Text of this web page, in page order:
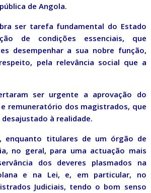
de Angola.
ser tarefa fundamental do Estado
de condições essenciais, que
desempenhar a sua nobre função,
pela relevância social que a
ser urgente a aprovação do
remuneratório dos magistrados, que
à realidade.
enquanto titulares de um órgão de
no geral, para uma actuação mais
dos deveres plasmados na
e na Lei, e, em particular, no
Judiciais, tendo o bom senso